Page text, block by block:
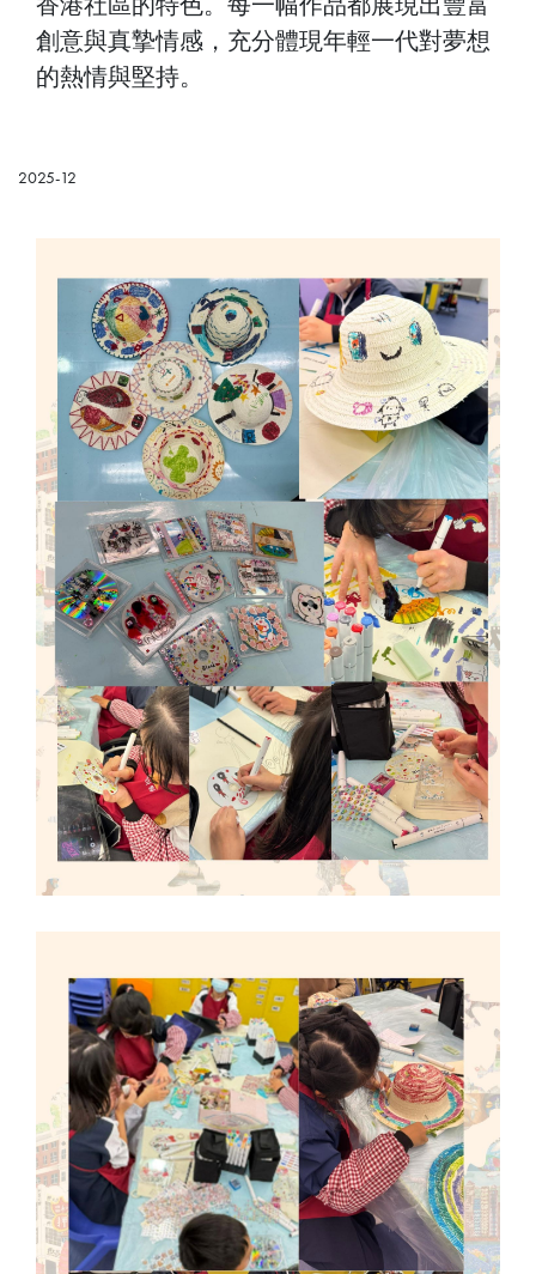
創意與真摯情感，充分體現年輕一代對夢想
的熱情與堅持。
2025-12